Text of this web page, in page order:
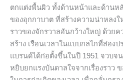
ตกแต่งพื้นผิว ทั้งด้านหน้าและด้านห
ของอุกกาบาต ที่สร้างความน่าหลงใ
ราวของจักรวาลอันกว้างใหญ่ ด้วย
สร้าง เรือนเวลาในแบบกลไกที่ส่อง
แบรนด์ได้ก่อตั้งขึ้นในปี 1951 จวบจ
หยิบยกแรงบันดาลใจจากเรื่องราว
F8
Skeleton
Hand
Winding